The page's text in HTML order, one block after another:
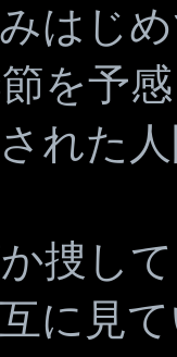
はじ
を予
れた
か捜し
に見